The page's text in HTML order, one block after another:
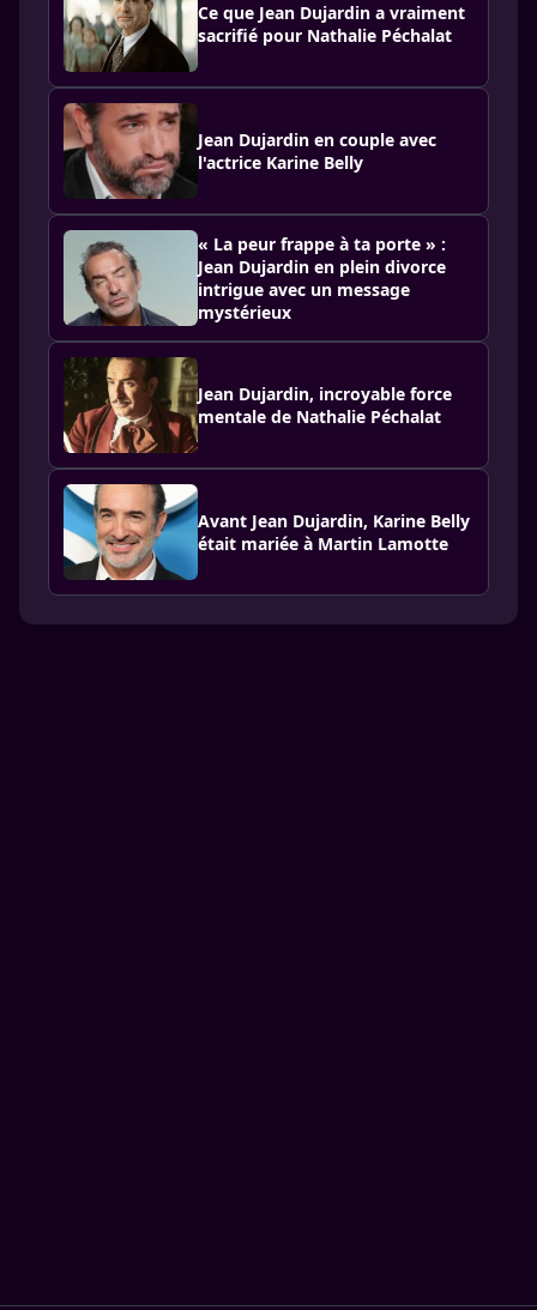
Ce que Jean Dujardin a vraiment
sacrifié pour Nathalie Péchalat
Jean Dujardin en couple avec
l'actrice Karine Belly
« La peur frappe à ta porte » :
Jean Dujardin en plein divorce
intrigue avec un message
mystérieux
Jean Dujardin, incroyable force
mentale de Nathalie Péchalat
Avant Jean Dujardin, Karine Belly
était mariée à Martin Lamotte